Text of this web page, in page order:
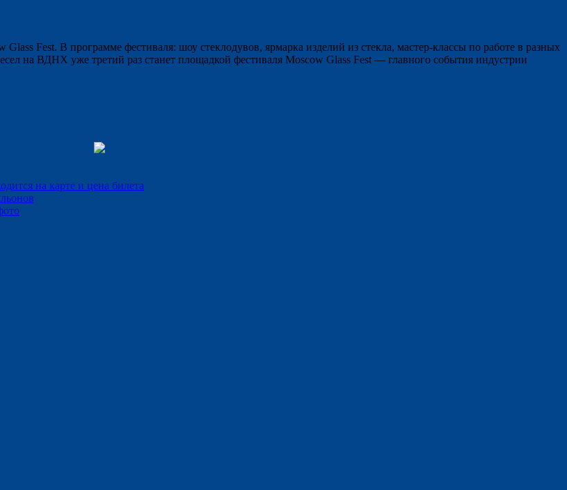
Fest. В программе фестиваля: шоу стеклодувов, ярмарка изделий из стекла, мастер-классы по работе в разных
на ВДНХ уже третий раз станет площадкой фестиваля Moscow Glass Fest — главного события индустрии
на карте и цена билета